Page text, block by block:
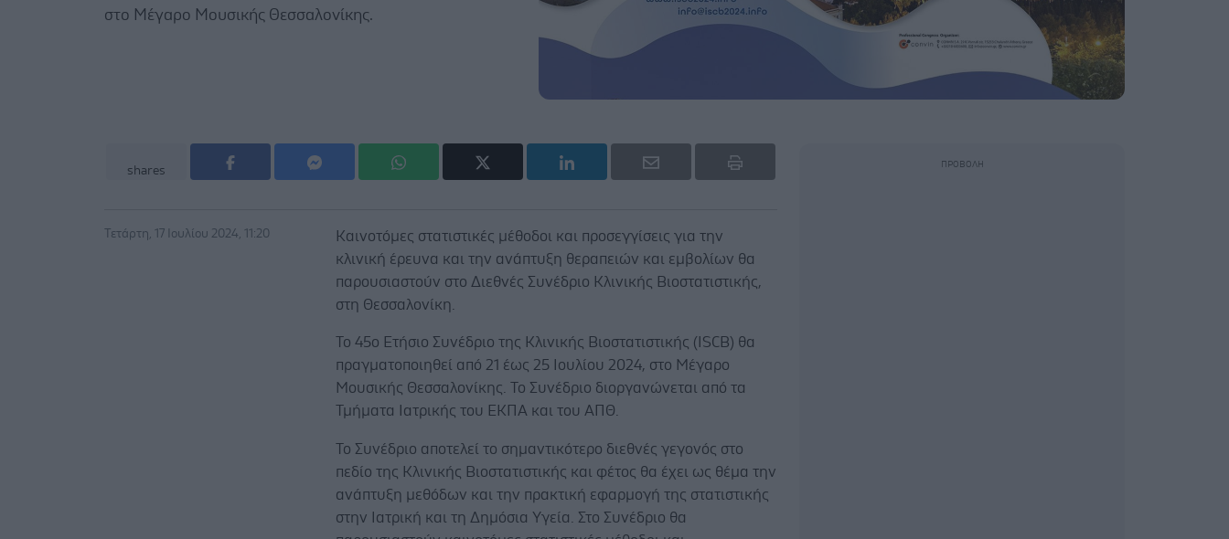
στο Μέγαρο Μουσικής Θεσσαλονίκης.
shares
Τετάρτη, 17 Ιουλίου 2024, 11:20
Καινοτόμες στατιστικές μέθοδοι και προσεγγίσεις για την
κλινική έρευνα και την ανάπτυξη θεραπειών και εμβολίων θα
παρουσιαστούν στο Διεθνές Συνέδριο Κλινικής Βιοστατιστικής,
στη Θεσσαλονίκη.
Το 45ο Ετήσιο Συνέδριο της Κλινικής Βιοστατιστικής (ISCB) θα
πραγματοποιηθεί από 21 έως 25 Ιουλίου 2024, στο Μέγαρο
Μουσικής Θεσσαλονίκης. Το Συνέδριο διοργανώνεται από τα
Τμήματα Ιατρικής του ΕΚΠΑ και του ΑΠΘ.
Το Συνέδριο αποτελεί το σημαντικότερο διεθνές γεγονός στο
πεδίο της Κλινικής Βιοστατιστικής και φέτος θα έχει ως θέμα την
ανάπτυξη μεθόδων και την πρακτική εφαρμογή της στατιστικής
στην Ιατρική και τη Δημόσια Υγεία. Στο Συνέδριο θα